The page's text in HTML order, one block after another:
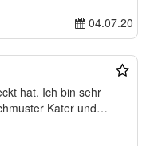
04.07.20
hat. Ich bin sehr
Kater und